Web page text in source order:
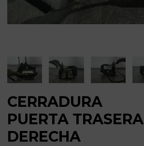
CERRADURA
PUERTA TRASERA
DERECHA